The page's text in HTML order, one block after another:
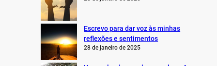
Escrevo para dar voz às minhas
reflexões e sentimentos
28 de janeiro de 2025